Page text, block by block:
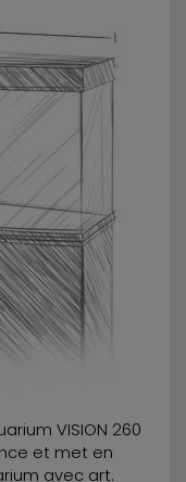
VISION 260
et met en
avec art.